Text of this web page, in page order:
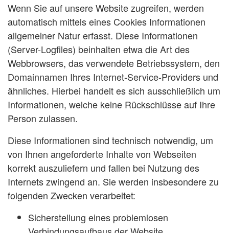
Wenn Sie auf unsere Website zugreifen, werden
automatisch mittels eines Cookies Informationen
allgemeiner Natur erfasst. Diese Informationen
(Server-Logfiles) beinhalten etwa die Art des
Webbrowsers, das verwendete Betriebssystem, den
Domainnamen Ihres Internet-Service-Providers und
ähnliches. Hierbei handelt es sich ausschließlich um
Informationen, welche keine Rückschlüsse auf Ihre
Person zulassen.
Diese Informationen sind technisch notwendig, um
von Ihnen angeforderte Inhalte von Webseiten
korrekt auszuliefern und fallen bei Nutzung des
Internets zwingend an. Sie werden insbesondere zu
folgenden Zwecken verarbeitet:
Sicherstellung eines problemlosen